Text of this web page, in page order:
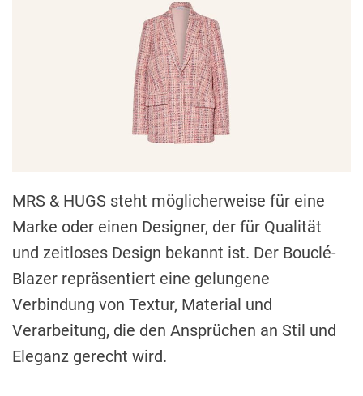
MRS & HUGS steht möglicherweise für eine
Marke oder einen Designer, der für Qualität
und zeitloses Design bekannt ist. Der Bouclé-
Blazer repräsentiert eine gelungene
Verbindung von Textur, Material und
Verarbeitung, die den Ansprüchen an Stil und
Eleganz gerecht wird.